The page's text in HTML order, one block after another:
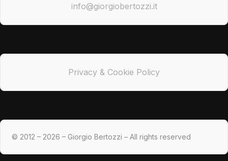
info@giorgiobertozzi.it
Privacy & Cookie Policy
© 2012 – 2026 – Giorgio Bertozzi – All rights reserved